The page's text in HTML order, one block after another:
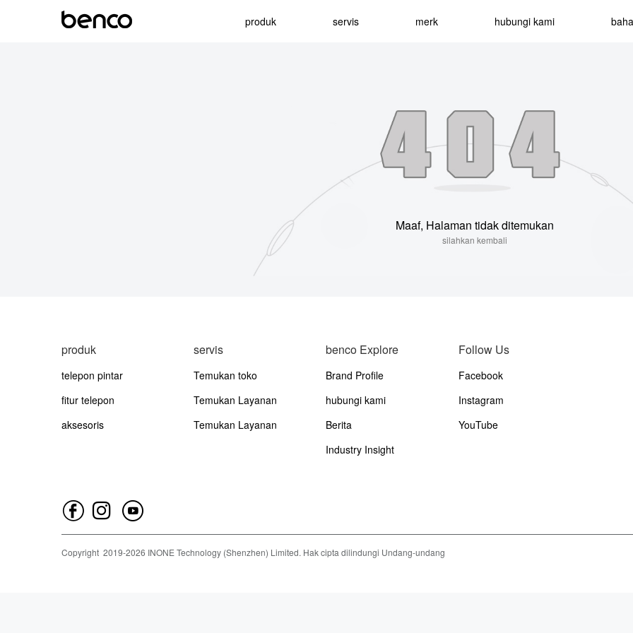
produk servis merk hubungi kami
Maaf, Halaman tidak ditemukan
silahkan kembali
produk
telepon pintar
fitur telepon
aksesoris
servis
Temukan toko
Temukan Layanan
Temukan Layanan
benco Explore
Brand Profile
hubungi kami
Berita
Industry Insight
Follow Us
Facebook
Instagram
YouTube
Copyright 2019-2026 INONE Technology (Shenzhen) Limited. Hak cipta dilindungi Undang-undang